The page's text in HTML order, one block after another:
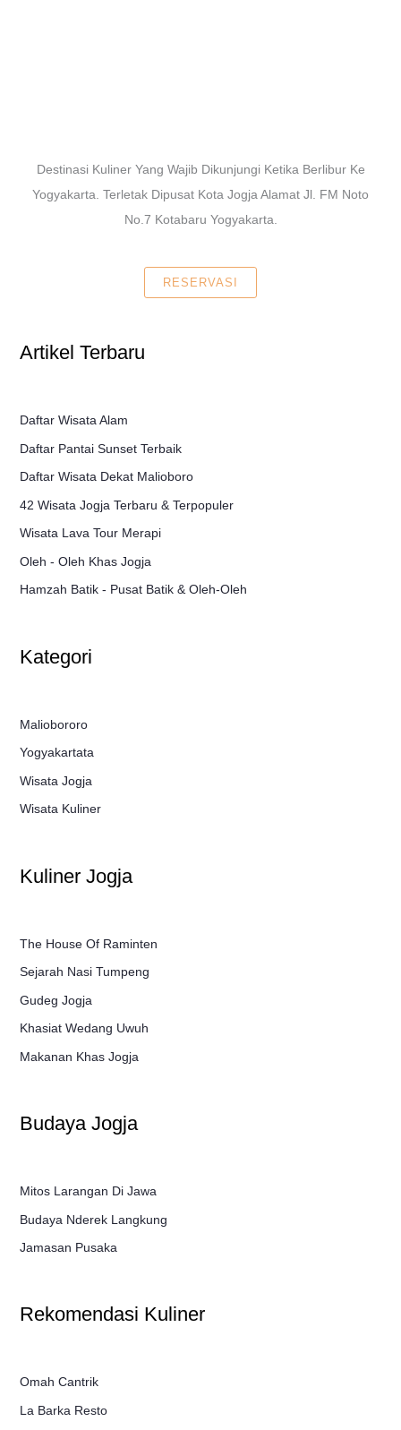
Destinasi Kuliner Yang Wajib Dikunjungi Ketika Berlibur Ke
Yogyakarta. Terletak Dipusat Kota Jogja Alamat Jl. FM Noto
No.7 Kotabaru Yogyakarta.
RESERVASI
Artikel Terbaru
Daftar Wisata Alam
Daftar Pantai Sunset Terbaik
Daftar Wisata Dekat Malioboro
42 Wisata Jogja Terbaru & Terpopuler
Wisata Lava Tour Merapi
Oleh - Oleh Khas Jogja
Hamzah Batik - Pusat Batik & Oleh-Oleh
Kategori
Maliobororo
Yogyakartata
Wisata Jogja
Wisata Kuliner
Kuliner Jogja
The House Of Raminten
Sejarah Nasi Tumpeng
Gudeg Jogja
Khasiat Wedang Uwuh
Makanan Khas Jogja
Budaya Jogja
Mitos Larangan Di Jawa
Budaya Nderek Langkung
Jamasan Pusaka
Rekomendasi Kuliner
Omah Cantrik
La Barka Resto